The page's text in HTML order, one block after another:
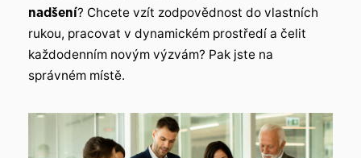
nadšení? Chcete vzít zodpovědnost do vlastních
rukou, pracovat v dynamickém prostředí a čelit
každodenním novým výzvám? Pak jste na
správném místě.